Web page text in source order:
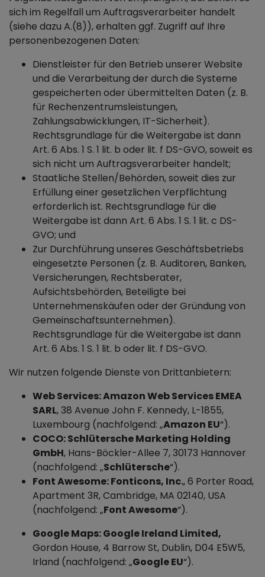
sich im Regelfall um Auftragsverarbeiter handelt
(siehe dazu A.(8)), erhalten ggf. Zugriff auf Ihre
personenbezogenen Daten:
Dienstleister für den Betrieb unserer Website
und die Verarbeitung der durch die Systeme
gespeicherten oder übermittelten Daten (z. B.
für Rechenzentrumsleistungen,
Zahlungsabwicklungen, IT-Sicherheit).
Rechtsgrundlage für die Weitergabe ist dann
Art. 6 Abs. 1 S. 1 lit. b oder lit. f DS-GVO, soweit es
sich nicht um Auftragsverarbeiter handelt;
Staatliche Stellen/Behörden, soweit dies zur
Erfüllung einer gesetzlichen Verpflichtung
erforderlich ist. Rechtsgrundlage für die
Weitergabe ist dann Art. 6 Abs. 1 S. 1 lit. c DS-
GVO; und
Zur Durchführung unseres Geschäftsbetriebs
eingesetzte Personen (z. B. Auditoren, Banken,
Versicherungen, Rechtsberater,
Aufsichtsbehörden, Beteiligte bei
Unternehmenskäufen oder der Gründung von
Gemeinschaftsunternehmen).
Rechtsgrundlage für die Weitergabe ist dann
Art. 6 Abs. 1 S. 1 lit. b oder lit. f DS-GVO.
Wir nutzen folgende Dienste von Drittanbietern:
Web Services: Amazon Web Services EMEA
SARL, 38 Avenue John F. Kennedy, L-1855,
Luxembourg (nachfolgend: „Amazon EU“).
COCO: Schlütersche Marketing Holding
GmbH, Hans-Böckler-Allee 7, 30173 Hannover
(nachfolgend: „Schlütersche“).
Font Awesome: Fonticons, Inc., 6 Porter Road,
Apartment 3R, Cambridge, MA 02140, USA
(nachfolgend: „Font Awesome“).
Google Maps: Google Ireland Limited,
Gordon House, 4 Barrow St, Dublin, D04 E5W5,
Irland (nachfolgend: „Google EU“).